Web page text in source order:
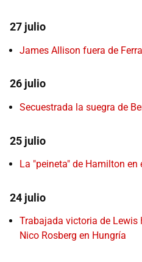
27 julio
James Allison fuera de
26 julio
Secuestrada la suegra de
25 julio
La "peineta" de Hamilton en
24 julio
Trabajada victoria de Lewis
Nico Rosberg en Hungría